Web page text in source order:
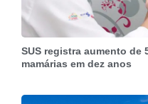
SUS registra aumento de
mamárias em dez anos